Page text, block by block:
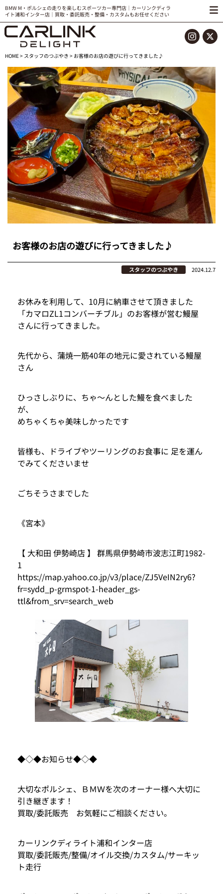
BMW M・ポルシェの走りを楽しむスポーツカー専門店｜カーリンクディラ
イト浦和インター店｜買取・委託販売・整備・カスタムもお任せください
HOME> スタッフのつぶやき > お客様のお店の遊びに行ってきました♪
お客様のお店の遊びに行ってきました♪
スタッフのつぶやき 2024.12.7
お休みを利用して、10月に納車させて頂きました
「カマロZL1コンバーチブル」のお客様が営む鰻屋
さんに行ってきました。
先代から、蒲焼一筋40年の地元に愛されている鰻屋
さん
ひっさしぶりに、ちゃ〜んとした鰻を食べました
が、
めちゃくちゃ美味しかったです
皆様も、ドライブやツーリングのお食事に 足を運ん
でみてくださいませ
ごちそうさまでした
《宮本》
【 大和田 伊勢崎店 】 群馬県伊勢崎市波志江町1982-
1
https://map.yahoo.co.jp/v3/place/ZJ5VeIN2ry6?
fr=sydd_p-grmspot-1-header_gs-
ttl&from_srv=search_web
◆◇◆お知らせ◆◇◆
大切なポルシェ、ＢＭＷを次のオーナー様へ大切に
引き継ぎます！
買取/委託販売 お気軽にご相談ください。
カーリンクディライト浦和インター店
買取/委託販売/整備/オイル交換/カスタム/サーキッ
ト走行